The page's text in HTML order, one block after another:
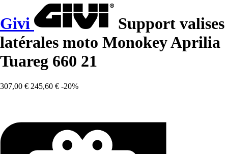
Givi
Support valises
latérales moto Monokey Aprilia
Tuareg 660 21
307,00 € 245,60 € -20%